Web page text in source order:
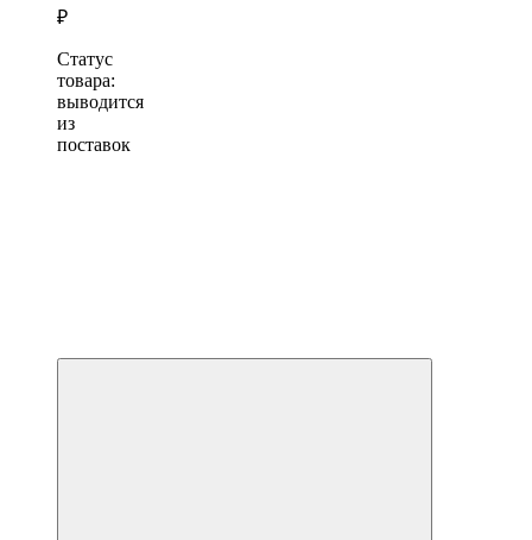
₽
Статус
товара:
выводится
из
поставок